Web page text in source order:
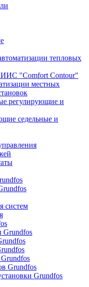
тепловых
"Comfort Contour"
местных
регулирующие и
седельные и
систем
Grundfos
Grundfos
Grundfos